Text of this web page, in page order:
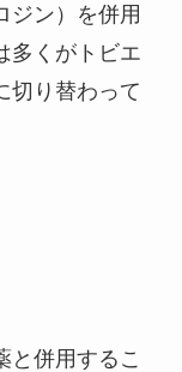
ジン）を併用
多くがトビエ
切り替わって
と併用するこ